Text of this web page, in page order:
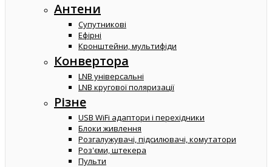
Антени
Супутникові
Ефірні
Кронштейни, мультифіди
Конвертора
LNB універсальні
LNB кругової поляризації
Різне
USB WiFi адаптори і перехідники
Блоки живлення
Розгалужувачі, підсилювачі, комутатори
Роз'єми, штекера
Пульти